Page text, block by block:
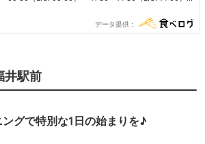
L.O. 14:00） 17:00 - 21:30（L.O. 21:00） [Wed]
L.O. 09:00） 11:30 - 14:30（L.O. 14:00） 17:00 -
） [Sat] 07:00 - 09:30（L.O. 09:00） 11:30 -
） 17:00 - 21:30（L.O. 21:00） [Sun] 07:00 -
データ提供
駅前
グで特別な1日の始まりを♪